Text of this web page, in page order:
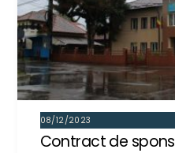
08/12/2023
Contract de